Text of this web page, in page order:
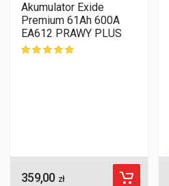
Akumulator Exide
Premium 61Ah 600A
EA612 PRAWY PLUS
359,00 zł